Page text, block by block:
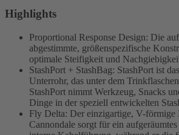
Highlights
Proportional Response Design: Die
abgestimmte, größenspezifische
optimale Steifigkeit und
StashPort + StashBag: StashPort ist
Unterrohr, das unter dem
StashPort nimmt Werkzeug, Snacks
Dinge in der speziell entwickelten
Fly Delta: Der einzigartige, V-förmige
Cannondale sorgt für ein